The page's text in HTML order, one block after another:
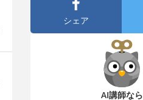
シェア
AI講師なら